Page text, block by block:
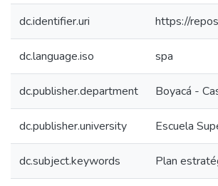
dc.identifier.uri https://
dc.language.iso spa
dc.publisher.department Boyacá -
dc.publisher.university Escuela
dc.subject.keywords Plan